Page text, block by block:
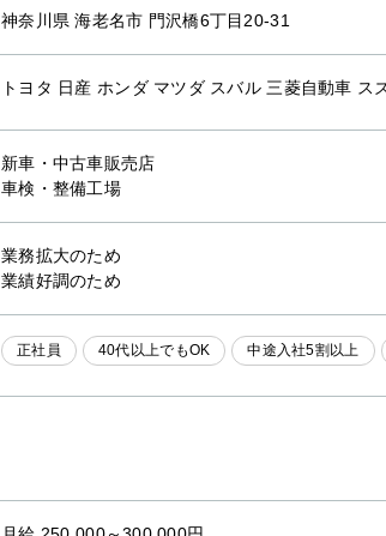
神奈川県 海老名市 門沢橋6丁目20-31
トヨタ 日産 ホンダ マツダ スバル 三菱自動車
新車・中古車販売店
車検・整備工場
業務拡大のため
業績好調のため
正社員 40代以上でもOK 中途入社5割以上